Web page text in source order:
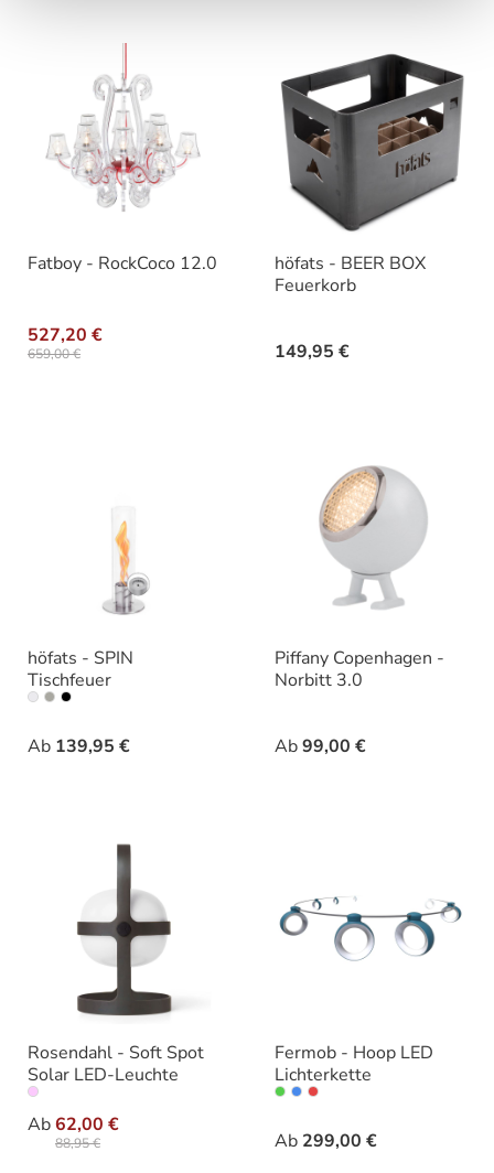
Fatboy - RockCoco 12.0
527,20 €
659,00 €
höfats - BEER BOX
Feuerkorb
149,95 €
höfats - SPIN
Tischfeuer
Ab 139,95 €
Varianten
Piffany Copenhagen -
Norbitt 3.0
Ab99,00 €
Rosendahl - Soft Spot
Solar LED-Leuchte
Ab62,00 €
88,95 €
Variante
Fermob - Hoop LED
Lichterkette
Ab 299,00 €
Farbe